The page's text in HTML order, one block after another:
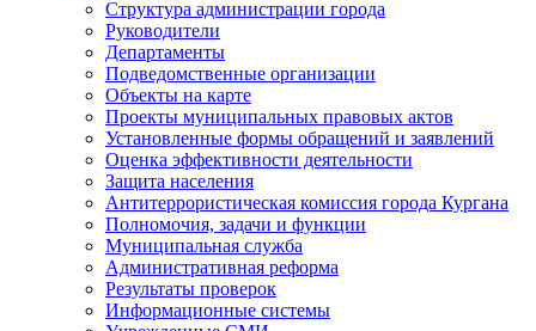
Структура администрации города
Руководители
Департаменты
Подведомственные организации
Объекты на карте
Проекты муниципальных правовых актов
Установленные формы обращений и заявлений
Оценка эффективности деятельности
Защита населения
Антитеррористическая комиссия города Кургана
Полномочия, задачи и функции
Муниципальная служба
Административная реформа
Результаты проверок
Информационные системы